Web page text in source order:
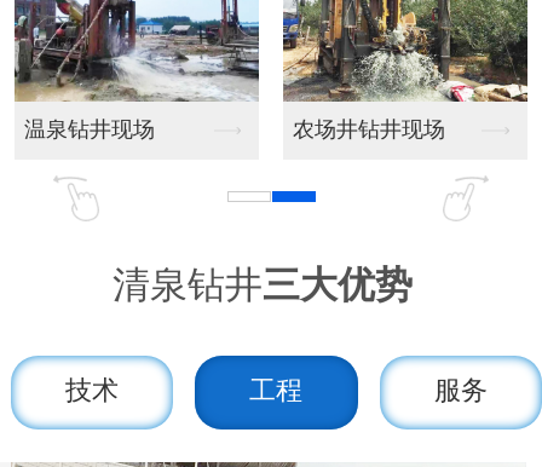
家用圆形蓄水
农场井钻井现场
清泉钻井三大优势
技术 工程 服务